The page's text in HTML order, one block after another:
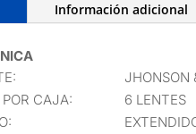
Información adicional
JHONSON
CAJA:
6 LENTES